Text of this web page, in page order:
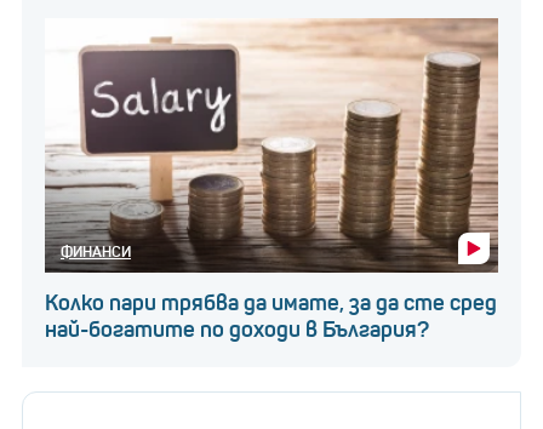
ФИНАНСИ
Колко пари трябва да имате, за да сте сред
най-богатите по доходи в България?